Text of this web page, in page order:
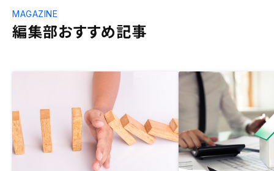
編集部おすすめ記事
MAGAZINE